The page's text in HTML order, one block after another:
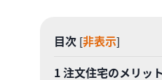
目次 [非表示]
1注文住宅のメリッ